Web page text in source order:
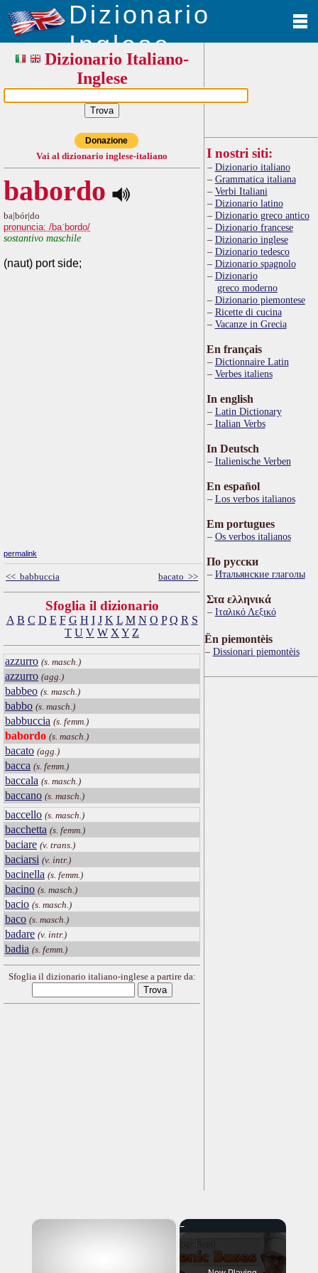
Dizionario
Inglese
Dizionario Italiano-
Inglese
Donazione
Vai al dizionario inglese-italiano
babordo
ba|bór|do
pronuncia: /baˈbordo/
sostantivo maschile
(naut) port side;
permalink
<< babbuccia bacato >>
Sfoglia il dizionario
A B C D E F G H I J K L M N O P Q R S
T U V W X Y Z
azzurro (s. masch.)
azzurro (agg.)
babbeo (s. masch.)
babbo (s. masch.)
babbuccia (s. femm.)
babordo (s. masch.)
bacato (agg.)
bacca (s. femm.)
baccala (s. masch.)
baccano (s. masch.)
baccello (s. masch.)
bacchetta (s. femm.)
baciare (v. trans.)
baciarsi (v. intr.)
bacinella (s. femm.)
bacino (s. masch.)
bacio (s. masch.)
baco (s. masch.)
badare (v. intr.)
badia (s. femm.)
Sfoglia il dizionario italiano-inglese a partire da:
I nostri siti:
Dizionario italiano
Grammatica italiana
Verbi Italiani
Dizionario latino
Dizionario greco antico
Dizionario francese
Dizionario inglese
Dizionario tedesco
Dizionario spagnolo
Dizionario
greco moderno
Dizionario piemontese
Ricette di cucina
Vacanze in Grecia
En français
Dictionnaire Latin
Verbes italiens
In english
Latin Dictionary
Italian Verbs
In Deutsch
Italienische Verben
En español
Los verbos italianos
Em portugues
Os verbos italianos
По русски
Итальянские глаголы
Στα ελληνικά
Ιταλικό Λεξικό
Ën piemontèis
Dissionari piemontèis
×